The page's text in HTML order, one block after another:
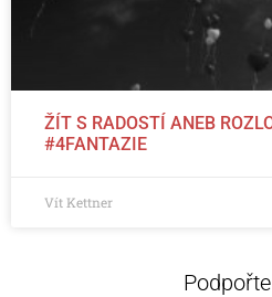
ŽÍT S RADOSTÍ ANEB
#4FANTAZIE
Vít Kettner